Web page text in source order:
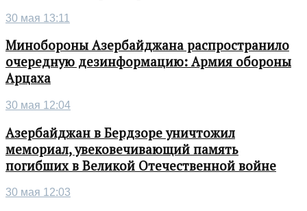
30 мая 13:11
Минобороны Азербайджана распространило
очередную дезинформацию: Армия обороны
Арцаха
30 мая 12:04
Азербайджан в Бердзоре уничтожил
мемориал, увековечивающий память
погибших в Великой Отечественной войне
30 мая 12:03